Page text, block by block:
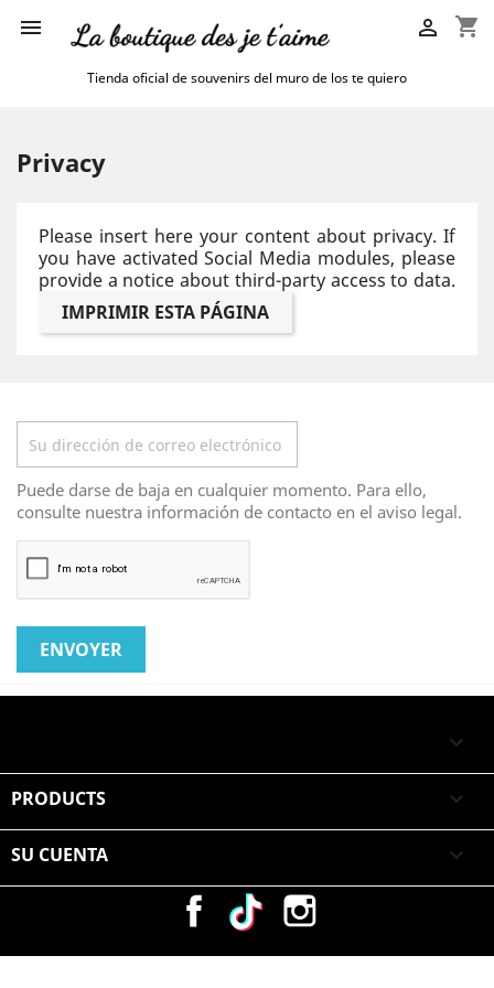
 shopping_cart

Tienda oficial de souvenirs del muro de los te quiero
Privacy
Please insert here your content about privacy. If
you have activated Social Media modules, please
provide a notice about third-party access to data.
Puede darse de baja en cualquier momento. Para ello,
consulte nuestra información de contacto en el aviso legal.

PRODUCTS 
SU CUENTA 
FacebookVimeo